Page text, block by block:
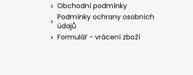
Obchodní podmínky
Podmínky ochrany osobních
údajů
Formulář - vrácení zboží